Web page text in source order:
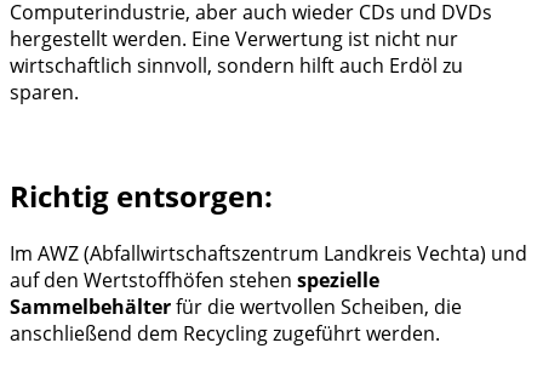
Computerindustrie, aber auch wieder CDs und DVDs
hergestellt werden. Eine Verwertung ist nicht nur
wirtschaftlich sinnvoll, sondern hilft auch Erdöl zu
sparen.
Richtig entsorgen:
Im AWZ (Abfallwirtschaftszentrum Landkreis Vechta) und
auf den Wertstoffhöfen stehen spezielle
Sammelbehälterfür die wertvollen Scheiben, die
anschließend dem Recycling zugeführt werden.